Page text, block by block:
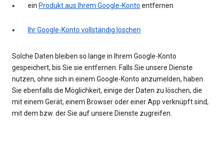
ein Produkt aus Ihrem Google-Konto entfernen
Ihr Google-Konto vollständig löschen
Solche Daten bleiben so lange in Ihrem Google-Konto
gespeichert, bis Sie sie entfernen. Falls Sie unsere Dienste
nutzen, ohne sich in einem Google-Konto anzumelden, haben
Sie ebenfalls die Möglichkeit, einige der Daten zu löschen, die
mit einem Gerät, einem Browser oder einer App verknüpft sind,
mit dem bzw. der Sie auf unsere Dienste zugreifen.